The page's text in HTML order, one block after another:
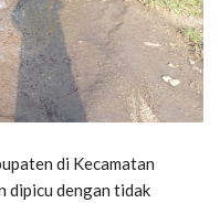
di Kecamatan
dipicu dengan tidak